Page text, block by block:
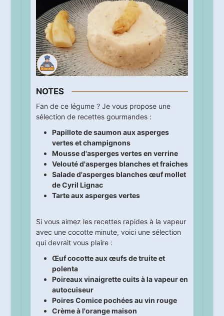
NOTES
Fan de ce légume ? Je vous propose une
sélection de recettes gourmandes :
Papillote de saumon aux asperges
vertes et champignons
Mousse d'asperges vertes en verrine
Velouté d'asperges blanches et fraiches
Salade d'asperges blanches œuf mollet
de Cyril Lignac
Tarte aux asperges vertes
Si vous aimez les recettes rapides à la vapeur
avec une cocotte minute, voici une sélection
qui devrait vous plaire :
Œuf cocotte aux œufs de truite et
polenta
Poireaux vinaigrette cuits à la vapeur en
autocuiseur
Poires Comice pochées au vin rouge
Crème à l'orange maison